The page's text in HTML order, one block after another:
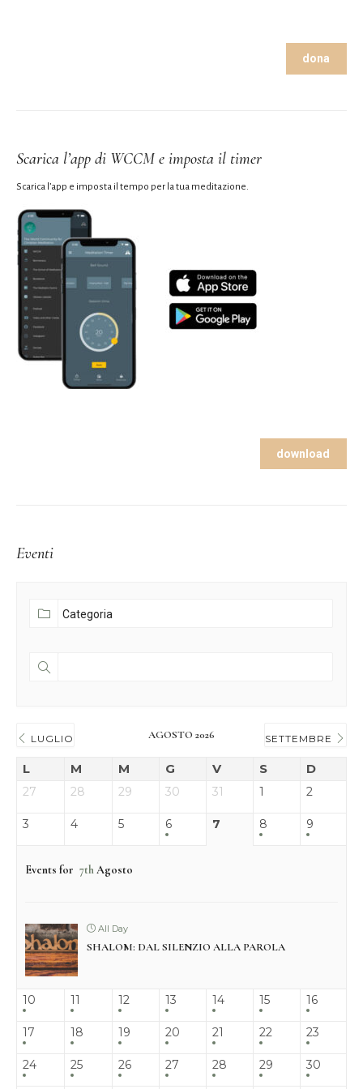
dona
Scarica l’app di WCCM e imposta il timer
Scarica l’app e imposta il tempo per la tua meditazione.
download
Eventi
LUGLIO AGOSTO 2026 SETTEMBRE
L M M G V S D
27 28 29 30 31 1 2
3 4 5 6 7 8 9
Events for 7thAgosto
All Day
SHALOM: DAL SILENZIO ALLA PAROLA
10 11 12 13 14 15 16
17 18 19 20 21 22 23
24 25 26 27 28 29 30